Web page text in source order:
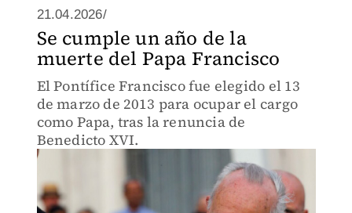
21.04.2026/
Se cumple un año de la
muerte del Papa Francisco
El Pontífice Francisco fue elegido el 13
de marzo de 2013 para ocupar el cargo
como Papa, tras la renuncia de
Benedicto XVI.